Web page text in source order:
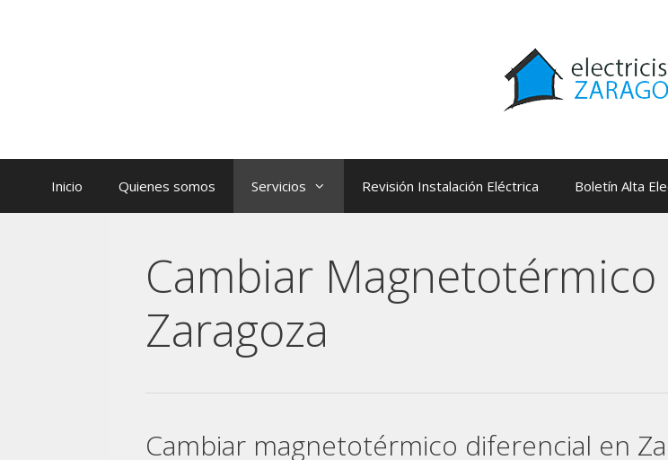
Inicio Quienes somos Servicios Revisión Instalación Eléctrica Boletín Alta
Cambiar
Zaragoza
Cambiar magnetotérmico diferencial en